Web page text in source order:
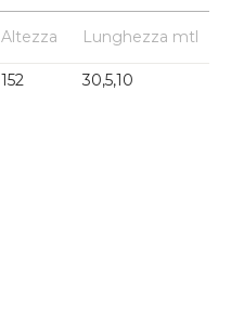
Altezza Lunghezza mtl
152 30,5,10